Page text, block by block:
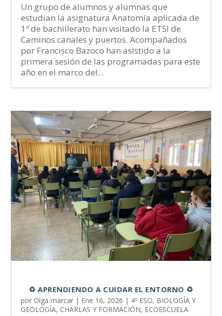
Un grupo de alumnos y alumnas que
estudian la asignatura Anatomía aplicada de
1º de bachillerato han visitado la ETSI de
Caminos canales y puertos. Acompañados
por Francisco Bazoco han asistido a la
primera sesión de las programadas para este
año en el marco del...
♻️ APRENDIENDO A CUIDAR EL ENTORNO ♻️
por Olga marcar | Ene 16, 2026 | 4º ESO, BIOLOGÍA Y
GEOLOGÍA, CHARLAS Y FORMACIÓN, ECOESCUELA